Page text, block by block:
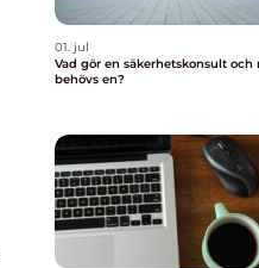
01. jul
Vad gör en säkerhetskonsult och när
behövs en?